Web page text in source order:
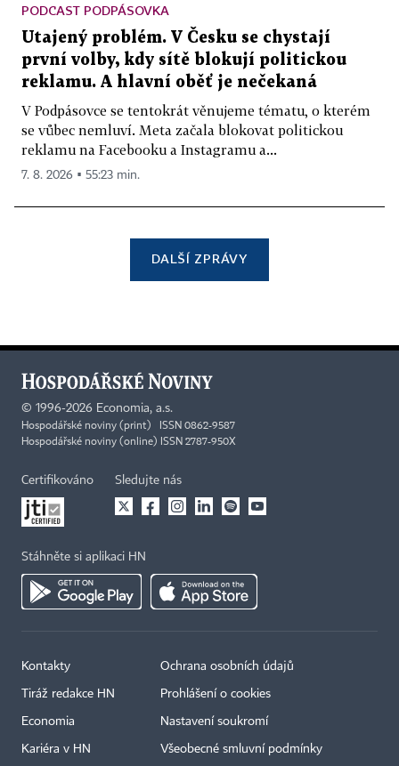
PODCAST PODPÁSOVKA
Utajený problém. V Česku se chystají
první volby, kdy sítě blokují politickou
reklamu. A hlavní oběť je nečekaná
V Podpásovce se tentokrát věnujeme tématu, o kterém
se vůbec nemluví. Meta začala blokovat politickou
reklamu na Facebooku a Instagramu a...
7. 8. 2026 ▪ 55:23 min.
DALŠÍ ZPRÁVY
© 1996-2026 Economia, a.s.
Hospodářské noviny (print) ISSN 0862-9587
Hospodářské noviny (online) ISSN 2787-950X
Certifikováno Sledujte nás
Stáhněte si aplikaci HN
Kontakty
Tiráž redakce HN
Economia
Kariéra v HN
Ochrana osobních údajů
Prohlášení o cookies
Nastavení soukromí
Všeobecné smluvní podmínky